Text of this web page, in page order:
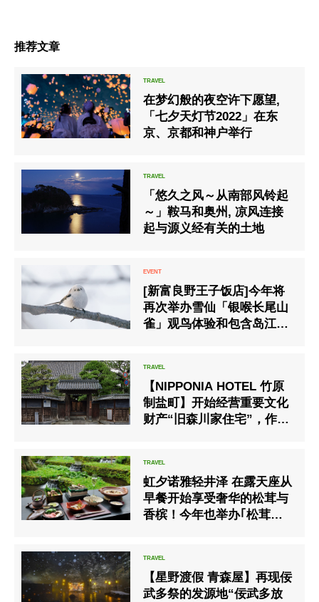
推荐文章
在梦幻般的夜空许下愿望,
「七夕天灯节2022」在东
京、京都和神户举行
「悠久之风～从南部风铃起
～」鞍马和奥州, 凉风连接
起与源义经有关的土地
[新富良野王子饭店]今年将
再次举办雪仙「银喉长尾山
雀」观鸟体验和包含岛江蛋
【NIPPONIA HOTEL 竹原
制盐町】开始经营重要文化
财产“旧森川家住宅”，作为
虹夕诺雅轻井泽 在露天座从
早餐开始享受奢华的松茸与
香槟！今年也举办｢松茸与
【星野渡假 青森屋】再现佞
武多祭的发源地“佞武多放